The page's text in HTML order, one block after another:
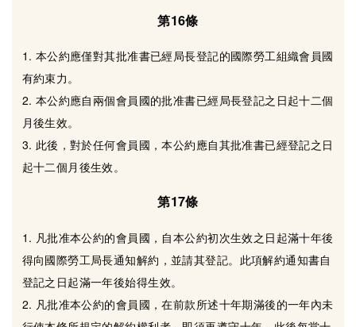
第16條
1. 本公約應僅對其批准書已經局長登記的國際勞工組織會員國
有約束力。
2. 本公約應自兩個會員國的批准書已經局長登記之日起十二個
月後生效。
3. 此後，對於任何會員國，本公約應自其批准書已經登記之日
起十二個月後生效。
第17條
1. 凡批准本公約的會員國，自本公約初次生效之日起滿十年後
得向國際勞工局長通知解約，並請其登記。此項解約通知書自
登記之日起滿一年後始得生效。
2. 凡批准本公約的會員國，在前款所述十年期滿後的一年內未